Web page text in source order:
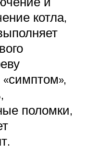
котла,
поломки,